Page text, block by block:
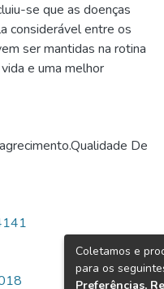
se que as doenças
considerável entre os
ser mantidas na rotina
e uma melhor
De
Coletamos e
para os
Preferências,